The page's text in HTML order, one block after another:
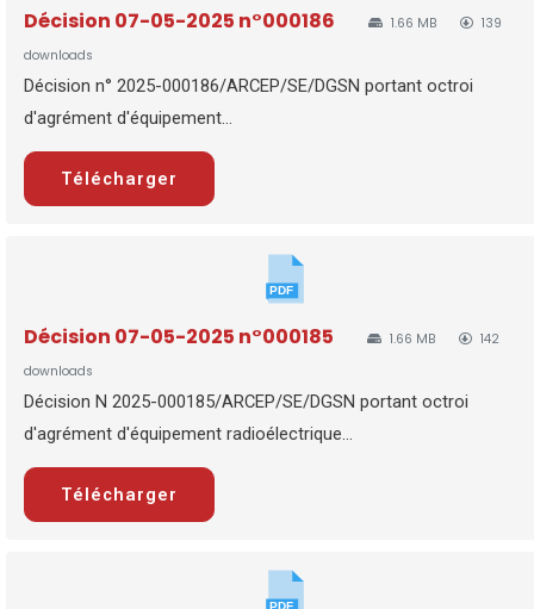
Décision 07-05-2025 n°000186 1.66 MB
139
downloads
Décision n° 2025-000186/ARCEP/SE/DGSN portant octroi
d'agrément d'équipement...
Télécharger
Décision 07-05-2025 n°000185 1.66 MB
142
downloads
Décision N 2025-000185/ARCEP/SE/DGSN portant octroi
d'agrément d'équipement radioélectrique...
Télécharger